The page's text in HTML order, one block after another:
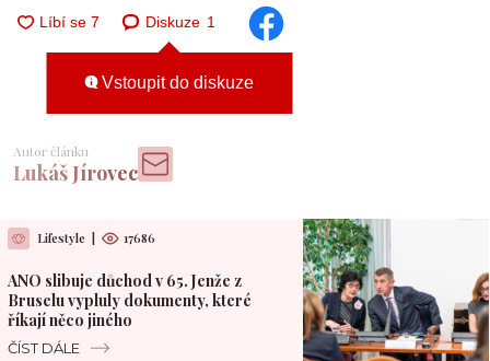
Diskuze 1
Vstoupit do diskuze
Autor článku
Lukáš Jírovec
Lifestyle 17686
ANO slibuje důchod v 65. Jenže z
Bruselu vypluly dokumenty, které
říkají něco jiného
ČÍST DÁLE